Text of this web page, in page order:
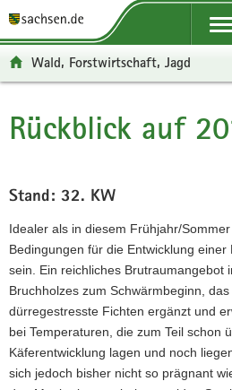
t
ü
r
r
e
i
f
e
n
d
e
t
n
i
a
t
i
o
n
p
n
l
t
e
f
r
m
a
t
i
o
n
t
-
r
i
c
h
Wald, Forstwirtschaft, Jagd
Hauptinhalt
Rückblick auf
Stand: 32. KW
Idealer als in diesem Frühjahr/
Bedingungen für die Entwicklung
sein. Ein reichliches Brutraumangebot
Bruch­holzes zum Schwärmbeginn,
dürregestresste Fichten ergänzt und
bei Temperaturen, die zum Teil schon
Kä­ferentwicklung lagen und noch
sich jedoch bisher nicht so präg­nant